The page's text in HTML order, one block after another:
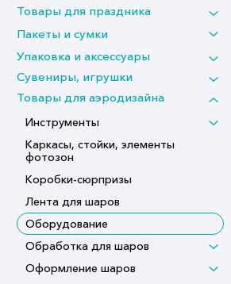
Товары для праздника
Пакеты и сумки
Упаковка и аксессуары
Сувениры, игрушки
Товары для аэродизайна
Инструменты
Каркасы, стойки, элементы
фотозон
Коробки-сюрпризы
Лента для шаров
Оборудование
Обработка для шаров
Оформление шаров